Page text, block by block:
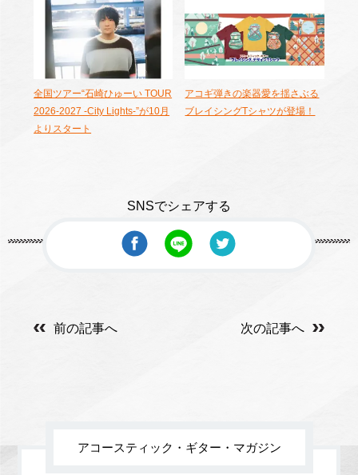
全国ツアー“石崎ひゅーい TOUR
2026-2027 -City Lights-”が10月
よりスタート
アコギ弾きの楽器愛を揺さぶる
ブレイシングTシャツが登場！
SNSでシェアする
前の記事へ 次の記事へ
アコースティック・ギター・マガジン